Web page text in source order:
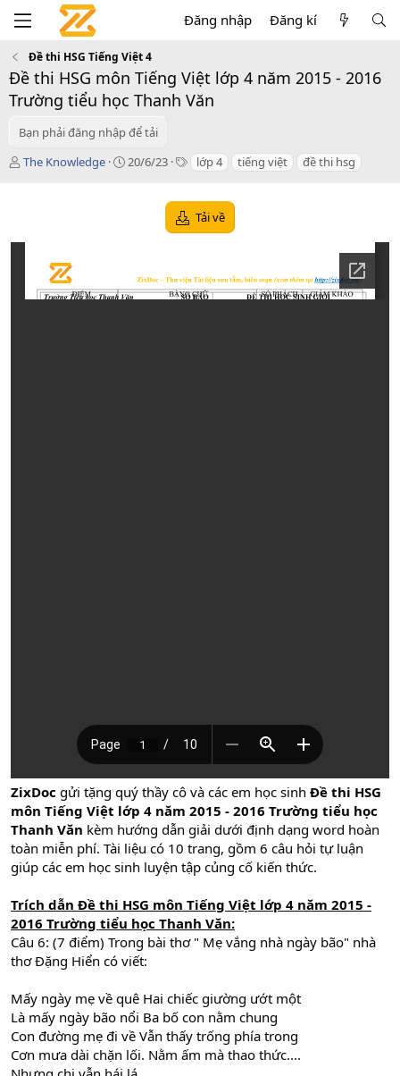
Đăng nhập Đăng kí
Đề thi HSG Tiếng Việt 4
Đề thi HSG môn Tiếng Việt lớp 4 năm 2015 - 2016
Trường tiểu học Thanh Văn
Bạn phải đăng nhập để tải
T
ả
The Knowledge
C
d
20/6/23
T lớp 4 tiếng việt đề thi hsg
Tải về
ZixDoc gửi tặng quý thầy cô và các em học sinh Đề thi HSG
môn Tiếng Việt lớp 4 năm 2015 - 2016 Trường tiểu học
Thanh Văn kèm hướng dẫn giải dưới định dạng word hoàn
toàn miễn phí. Tài liệu có 10 trang, gồm 6 câu hỏi tự luận
giúp các em học sinh luyện tập củng cố kiến thức.
Trích dẫn Đề thi HSG môn Tiếng Việt lớp 4 năm 2015 -
2016 Trường tiểu học Thanh Văn:
Câu 6: (7 điểm) Trong bài thơ " Mẹ vắng nhà ngày bão" nhà
thơ Đặng Hiển có viết:
Mấy ngày mẹ về quê Hai chiếc giường ướt một
Là mấy ngày bão nổi Ba bố con nằm chung
Con đường mẹ đi về Vẫn thấy trống phía trong
Cơn mưa dài chặn lối. Nằm ấm mà thao thức....